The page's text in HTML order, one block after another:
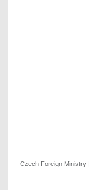
Czech Foreign Ministry